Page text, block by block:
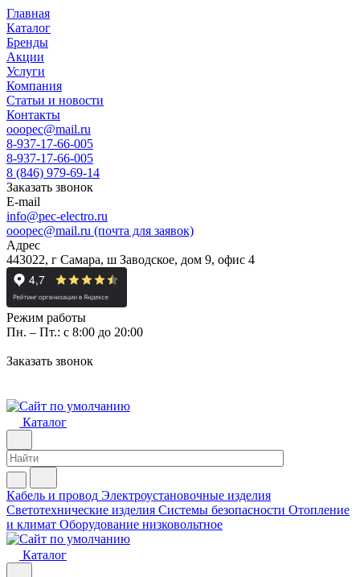
Главная
Каталог
Бренды
Акции
Услуги
Компания
Статьи и новости
Контакты
ooopec@mail.ru
8-937-17-66-005
8-937-17-66-005
8 (846) 979-69-14
Заказать звонок
E-mail
info@pec-electro.ru
ooopec@mail.ru (почта для заявок)
Адрес
443022, г Самара, ш Заводское, дом 9, офис 4
Режим работы
Пн. – Пт.: с 8:00 до 20:00
Заказать звонок
Каталог
Кабель и провод Электроустановочные изделия
Светотехнические изделия Системы безопасности Отопление
и климат Оборудование низковольтное
Каталог